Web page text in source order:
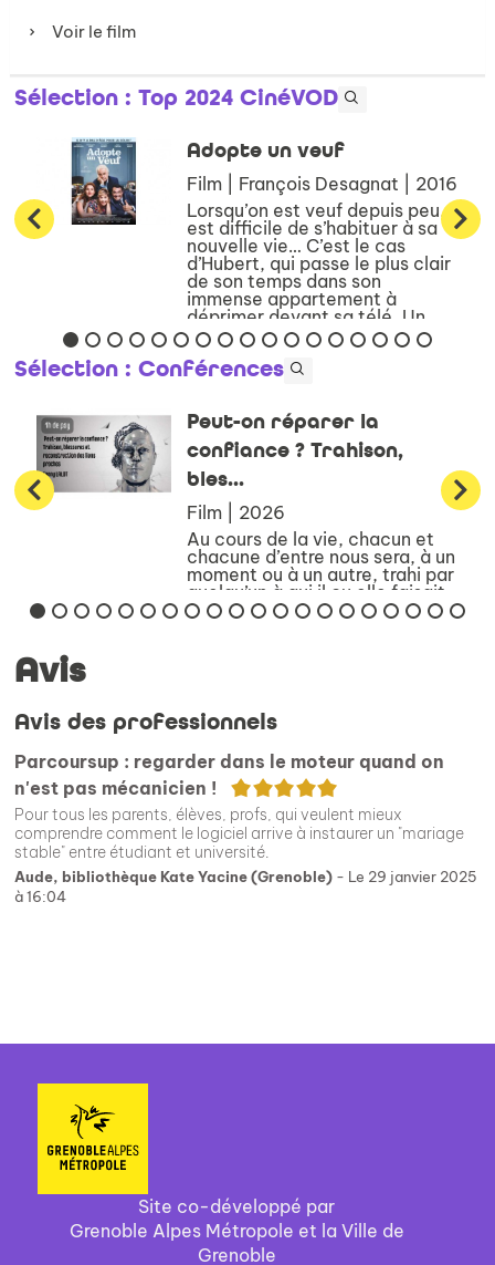
Voir le film
Sélection : Top 2024 CinéVOD
Adopte un veuf
Film | François Desagnat | 2016
Lorsqu’on est veuf depuis peu, il
est difficile de s’habituer à sa
nouvelle vie… C’est le cas
d’Hubert, qui passe le plus clair
de son temps dans son
immense appartement à
déprimer devant sa télé. Un
beau jour, Manuela, une jeune
...
Sélection : Conférences
Peut-on réparer la
confiance ? Trahison,
bles...
Film | 2026
Au cours de la vie, chacun et
chacune d’entre nous sera, à un
moment ou à un autre, trahi par
quelqu’un à qui il ou elle faisait
confiance – et si l’on est
Avis
Avis des professionnels
Parcoursup : regarder dans le moteur quand on
n'est pas mécanicien !
5/5
Pour tous les parents, élèves, profs, qui veulent mieux
comprendre comment le logiciel arrive à instaurer un "mariage
stable" entre étudiant et université.
Aude, bibliothèque Kate Yacine (Grenoble) - Le 29 janvier 2025
à 16:04
Site co-développé par
Grenoble Alpes Métropole et la Ville de
Grenoble